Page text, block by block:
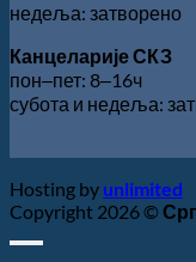
недеља: затворено
Канцеларије СКЗ
пон‒пет: 8‒16ч
субота и недеља:
Hosting by unlimited
Copyright 2026 ©